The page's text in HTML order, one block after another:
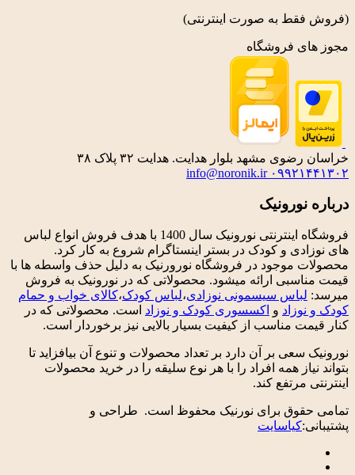
(فروش فقط به صورت اینترنتی)
مجوز های فروشگاه
خراسان رضوی مشهد بلوار هدایت. هدایت ۳۲ پلاک ۳۸
۰۹۹۲۱۴۴۱۳۰۲ info@noronik.ir
درباره نورونیک
فروشگاه اینترنتی نورونیک سال 1400 با هدف فروش انواع لباس
های نوزادی و کودک در بستر اینستاگرام شروع به کار کرد.
محصولات موجود در فروشگاه نورورنیک به دلیل حذف واسطه ها با
قیمت مناسبی ارائه میشود. محصولاتی که در نورونیک به فروش
میرسد: لباس سیسمونی نوزادی،لباس کودک،کالای خواب و حمام
کودک و نوزاد و اکسسوری کودک و نوزاد است. محصولاتی که در
کنار قیمت مناسب از کیفیت بسیار بالایی نیز برخوردار است.
نورونیک سعی بر آن دارد بر تعداد محصولات و تنوع آن بیافزاید تا
بتواند نیاز همه افراد را با هر نوع سلیقه را در خرید محصولات
اینترنتی مرتفع کند.
تمامی حقوق برای نورنیک محفوظ است. طراحی و
پشتیبانی:کیاسایت